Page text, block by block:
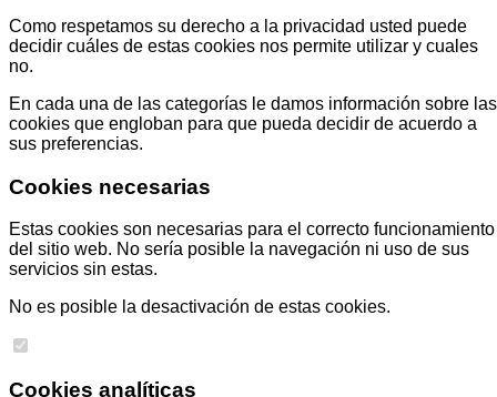
Como respetamos su derecho a la privacidad usted puede
decidir cuáles de estas cookies nos permite utilizar y cuales
no.
En cada una de las categorías le damos información sobre las
cookies que engloban para que pueda decidir de acuerdo a
sus preferencias.
Cookies necesarias
Estas cookies son necesarias para el correcto funcionamiento
del sitio web. No sería posible la navegación ni uso de sus
servicios sin estas.
No es posible la desactivación de estas cookies.
Cookies analíticas